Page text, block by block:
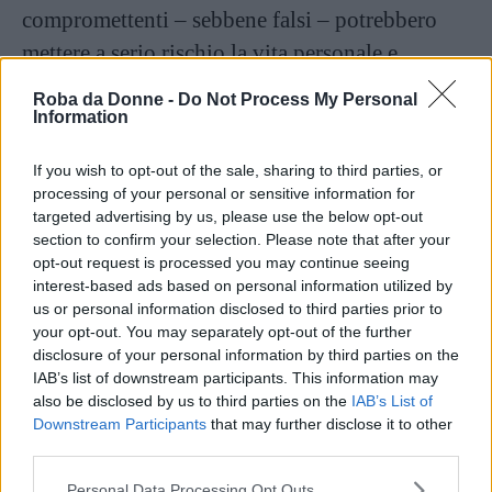
Roba da Donne - Do Not Process My Personal
Information
If you wish to opt-out of the sale, sharing to third parties, or
processing of your personal or sensitive information for
targeted advertising by us, please use the below opt-out
section to confirm your selection. Please note that after your
opt-out request is processed you may continue seeing
interest-based ads based on personal information utilized by
us or personal information disclosed to third parties prior to
your opt-out. You may separately opt-out of the further
disclosure of your personal information by third parties on the
IAB’s list of downstream participants. This information may
also be disclosed by us to third parties on the IAB’s List of
Downstream Participants that may further disclose it to other
Please note that this website/app uses one or more Google
compromettenti – sebbene falsi – potrebbero
mettere a serio rischio la vita personale e
professionale della vittima;
assenza di sicurezza
quando i deepfake sono utilizzati per ingannare
i sistemi di sicurezza biometrica (come il
riconoscimento facciale) o per imitare persone
in posizioni di potere e ottenere, così,
informazioni sensibili e/o denaro. In
quest’ultimo caso, si ha a che fare con un vero e
proprio crimine;
impatto psicologico , ossia stress, angoscia,
ansia e attacchi di panico ed erosione della